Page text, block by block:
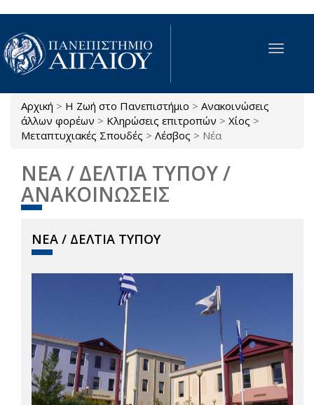
Παράκαμψη προς το κυρίως περιεχόμενο
Toggle
Είστε εδώ
Αρχική > Η Ζωή στο Πανεπιστήμιο > Ανακοινώσεις
άλλων φορέων > Κληρώσεις επιτροπών > Χίος >
Μεταπτυχιακές Σπουδές > Λέσβος > Νέα
ΝΕΑ / ΔΕΛΤΙΑ ΤΥΠΟΥ /
ΑΝΑΚΟΙΝΩΣΕΙΣ
ΝΕΑ / ΔΕΛΤΙΑ ΤΥΠΟΥ